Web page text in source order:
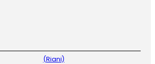
(Riani)